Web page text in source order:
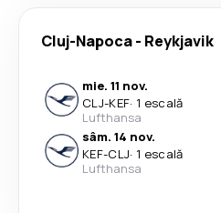
Cluj-Napoca- Reykjavik
mie. 11 nov.
CLJ-KEF· 1 escală
Lufthansa
sâm. 14 nov.
KEF-CLJ· 1 escală
Lufthansa